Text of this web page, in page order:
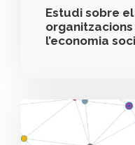
Estudi sobre
l’economia